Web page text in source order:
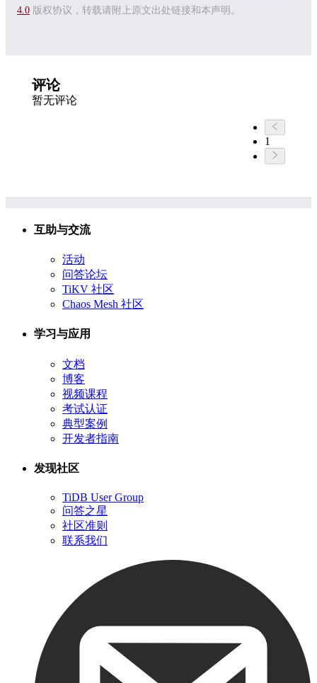
4.0 版权协议，转载请附上原文出处链接和本声明。
评论
暂无评论
1
互助与交流
活动
问答论坛
TiKV 社区
Chaos Mesh 社区
学习与应用
文档
博客
视频课程
考试认证
典型案例
开发者指南
发现社区
TiDB User Group
问答之星
社区准则
联系我们